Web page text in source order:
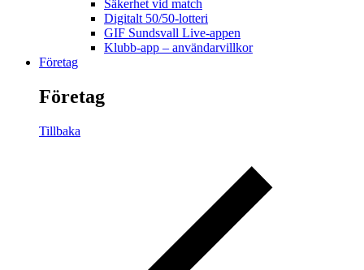
Säkerhet vid match
Digitalt 50/50-lotteri
GIF Sundsvall Live-appen
Klubb-app – användarvillkor
Företag
Företag
Tillbaka